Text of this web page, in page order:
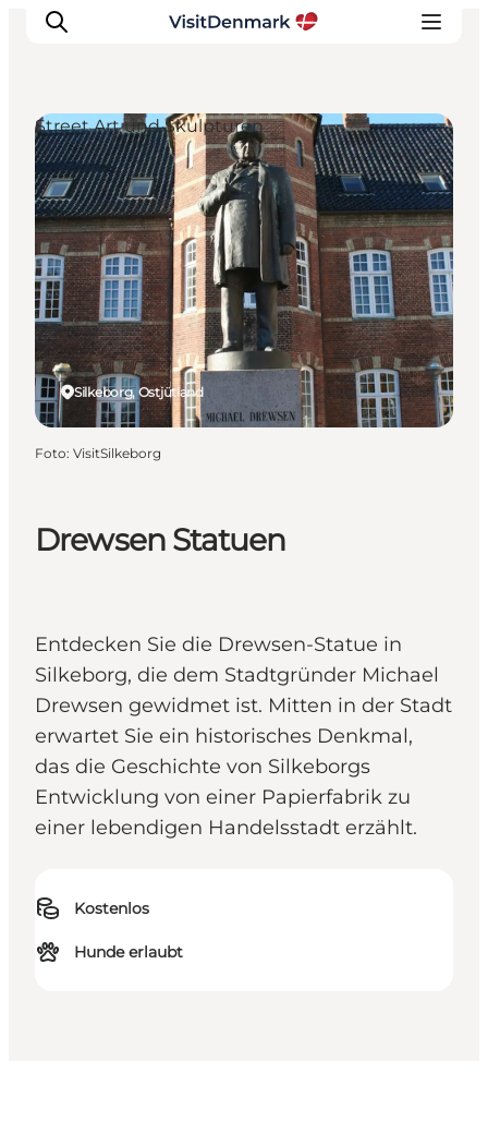
Inspiration
Regionen
Erlebnisse
Unterkünfte
Reiseplanung
Drewsen Statuen
Entdecken Sie die Drewsen-Statue in
Silkeborg, die dem Stadtgründer Michael
Drewsen gewidmet ist. Mitten in der Stadt
erwartet Sie ein historisches Denkmal,
das die Geschichte von Silkeborgs
Entwicklung von einer Papierfabrik zu
einer lebendigen Handelsstadt erzählt.
Kostenlos
Hunde erlaubt
Silkeborg, Ostjütland
Street Art und Skulpturen
Foto: VisitSilkeborg